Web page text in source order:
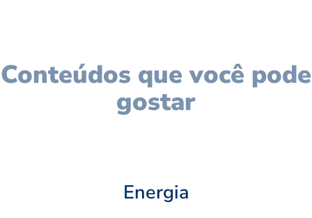
Conteúdos que você pode
gostar
Energia